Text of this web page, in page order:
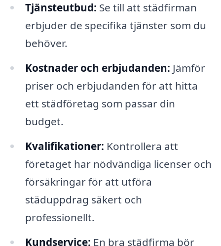
Tjänsteutbud: Se till att städfirman
erbjuder de specifika tjänster som du
behöver.
Kostnader och erbjudanden: Jämför
priser och erbjudanden för att hitta
ett städföretag som passar din
budget.
Kvalifikationer: Kontrollera att
företaget har nödvändiga licenser och
försäkringar för att utföra
städuppdrag säkert och
professionellt.
Kundservice: En bra städfirma bör